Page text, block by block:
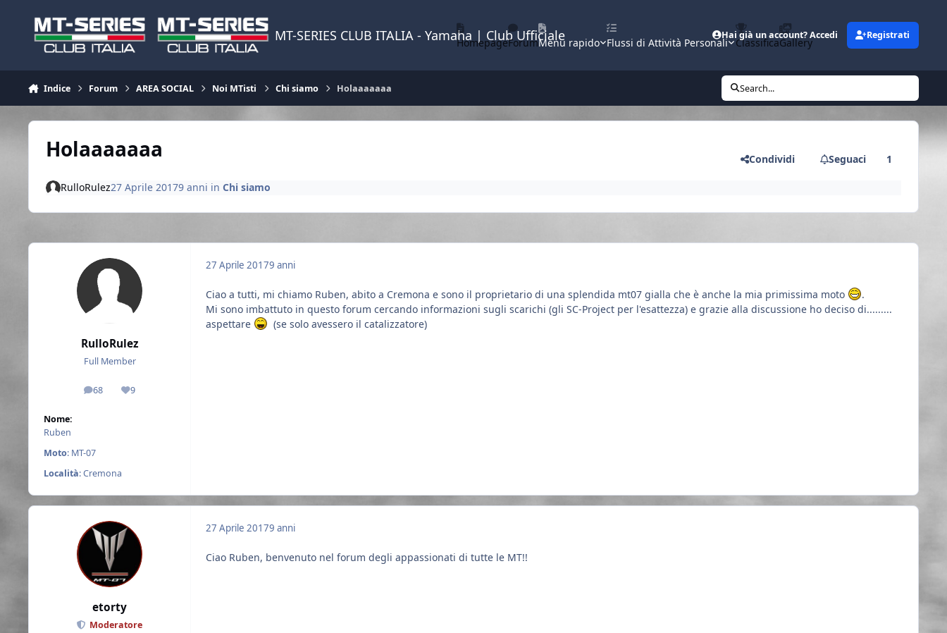
MT-SERIES CLUB ITALIA - Yamaha | Club Ufficiale
HomepageForumMenu rapido Flussi di Attività Personali ClassificaGallery
Hai già un account? Accedi Registrati
Indice Forum AREA SOCIAL Noi MTisti Chi siamo Holaaaaaaa Search...
Holaaaaaaa Condividi Seguaci 1
RulloRulez27 Aprile 20179 anni in Chi siamo
RulloRulez
Full Member
68
messaggi9
Reputazione
Nome:
Ruben
Moto: MT-07
Località: Cremona
27 Aprile 20179 anni
Ciao a tutti, mi chiamo Ruben, abito a Cremona e sono il proprietario di una splendida mt07 gialla che è anche la mia primissima moto
.
Mi sono imbattuto in questo forum cercando informazioni sugli scarichi (gli SC-Project per l'esattezza) e grazie alla discussione ho deciso di.........
aspettare
(se solo avessero il catalizzatore)
etorty
Moderatore
27 Aprile 20179 anni
Ciao Ruben, benvenuto nel forum degli appassionati di tutte le MT!!